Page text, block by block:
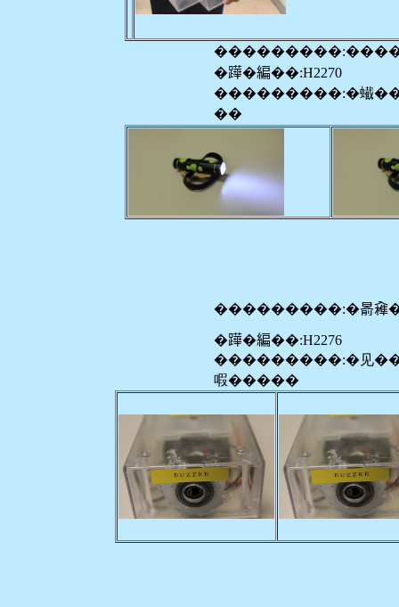
�𨅯�編��:H2270
���������:�蠘��
��
�𨅯�編��:H2276
���������:�见
㗇�����